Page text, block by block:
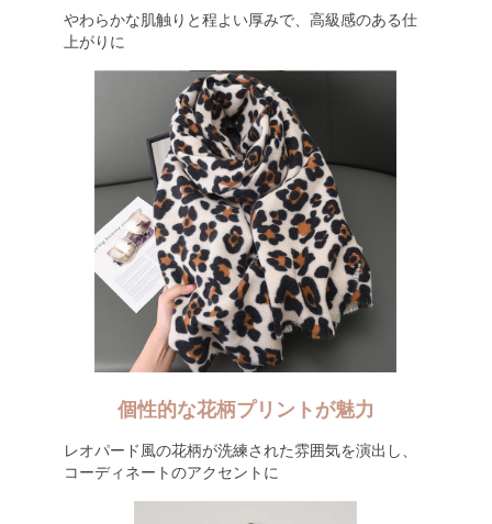
やわらかな肌触りと程よい厚みで、高級感のある仕
上がりに
個性的な花柄プリントが魅力
レオパード風の花柄が洗練された雰囲気を演出し、
コーディネートのアクセントに